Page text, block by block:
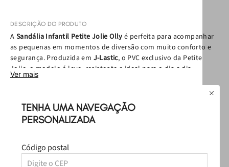
TENHA UMA NAVEGAÇÃO
PERSONALIZADA
Código postal
DESCRIÇÃO DO PRODUTO
A Sandália Infantil Petite Jolie Olly é perfeita para acompanhar
as pequenas em momentos de diversão com muito conforto e
segurança. Produzida em J-Lastic, o PVC exclusivo da Petite
Jolie, o modelo é leve, resistente e ideal para o dia a dia.
,
que garante maciez a cada passo e proporciona o conforto que
as pequenas precisam para brincar, passear e explorar o mundo
com liberdade.
Com designmais fechadinho e bem preso ao pé
oferece maior estabilidade ao caminhar, ajudando a manter os
pés seguros durante as atividades do dia a dia. Assim, as
Ver mais
Política de Entrega
Como cuidar
Avaliações